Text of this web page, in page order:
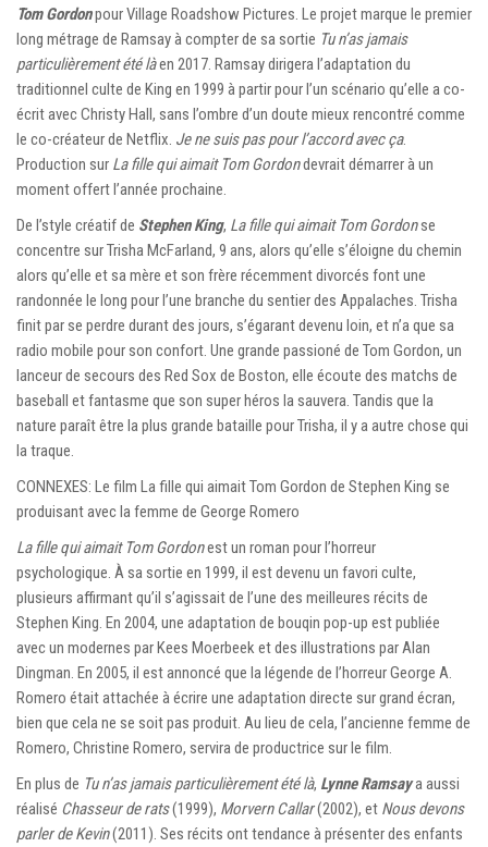
Tom Gordonpour Village Roadshow Pictures. Le projet marque le premier
long métrage de Ramsay à compter de sa sortie Tu n’as jamais
particulièrement été làen 2017. Ramsay dirigera l’adaptation du
traditionnel culte de King en 1999 à partir pour l’un scénario qu’elle a co-
écrit avec Christy Hall, sans l’ombre d’un doute mieux rencontré comme
le co-créateur de Netflix. Je ne suis pas pour l’accord avec ça.
Production sur La fille qui aimait Tom Gordondevrait démarrer à un
moment offert l’année prochaine.
De l’style créatif de Stephen King, La fille qui aimait Tom Gordonse
concentre sur Trisha McFarland, 9 ans, alors qu’elle s’éloigne du chemin
alors qu’elle et sa mère et son frère récemment divorcés font une
randonnée le long pour l’une branche du sentier des Appalaches. Trisha
finit par se perdre durant des jours, s’égarant devenu loin, et n’a que sa
radio mobile pour son confort. Une grande passioné de Tom Gordon, un
lanceur de secours des Red Sox de Boston, elle écoute des matchs de
baseball et fantasme que son super héros la sauvera. Tandis que la
nature paraît être la plus grande bataille pour Trisha, il y a autre chose qui
la traque.
CONNEXES: Le film La fille qui aimait Tom Gordon de Stephen King se
produisant avec la femme de George Romero
La fille qui aimait Tom Gordonest un roman pour l’horreur
psychologique. À sa sortie en 1999, il est devenu un favori culte,
plusieurs affirmant qu’il s’agissait de l’une des meilleures récits de
Stephen King. En 2004, une adaptation de bouqin pop-up est publiée
avec un modernes par Kees Moerbeek et des illustrations par Alan
Dingman. En 2005, il est annoncé que la légende de l’horreur George A.
Romero était attachée à écrire une adaptation directe sur grand écran,
bien que cela ne se soit pas produit. Au lieu de cela, l’ancienne femme de
Romero, Christine Romero, servira de productrice sur le film.
En plus de Tu n’as jamais particulièrement été là, Lynne Ramsaya aussi
réalisé Chasseur de rats(1999), Morvern Callar(2002), et Nous devons
parler de Kevin(2011). Ses récits ont tendance à présenter des enfants